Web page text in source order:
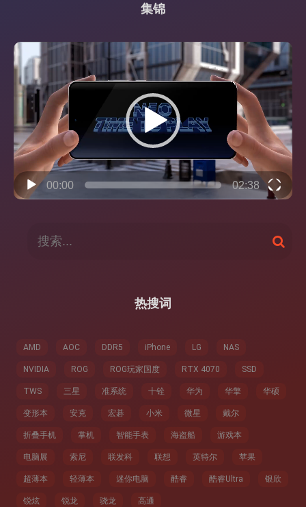
集锦
视
频
播
放
00:00 02:38
搜
索
热搜词
AMD AOC DDR5 iPhone LG NAS
NVIDIA ROG ROG玩家国度 RTX 4070 SSD
TWS 三星 准系统 十铨 华为 华擎 华硕
变形本 安克 宏碁 小米 微星 戴尔
折叠手机 掌机 智能手表 海盗船 游戏本
电脑展 索尼 联发科 联想 英特尔 苹果
超薄本 轻薄本 迷你电脑 酷睿 酷睿Ultra 银欣
锐炫 锐龙 骁龙 高通